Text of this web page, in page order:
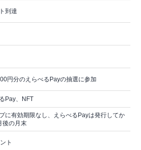
到達
円分のえらべるPayの抽選に参加
Pay、NFT
に有効期限なし、えらべるPayは発行してか
後の月末
ト